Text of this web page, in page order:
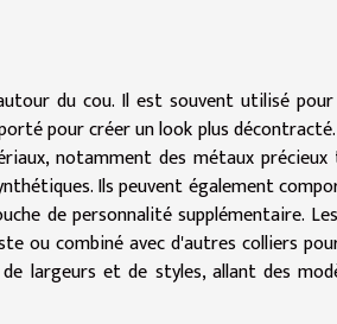
du cou. Il est souvent utilisé
pour créer un look plus
notamment des métaux
Ils peuvent également
de personnalité supplémentaire.
ou combiné avec d'autres colliers
largeurs et de styles, allant des